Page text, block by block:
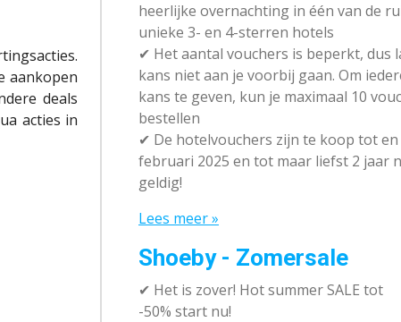
aankopen
deals
acties in
heerlijke overnachting in één van de
unieke 3- en 4-sterren hotels
✔ Het aantal vouchers is beperkt, dus
kans niet aan je voorbij gaan. Om
kans te geven, kun je maximaal 10
bestellen
✔ De hotelvouchers zijn te koop tot en
februari 2025 en tot maar liefst 2 jaar
geldig!
Lees meer »
Shoeby - Zomersale
✔ Het is zover! Hot summer SALE tot
-50% start nu!